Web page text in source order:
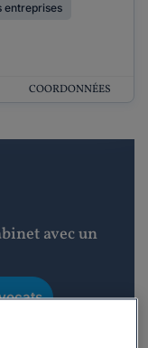
entreprises
COORDONNÉES
avec un